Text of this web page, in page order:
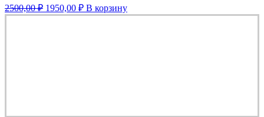
2500,00₽ Первоначальная
цена
1950,00 ₽Текущая
цена:
В корзину